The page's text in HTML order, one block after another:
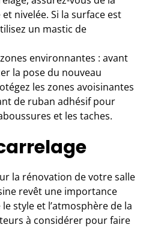
nivelée. Si la surface est
un mastic de
environnantes : avant
la pose du nouveau
les zones avoisinantes
de ruban adhésif pour
et les taches.
la rénovation de votre salle
revêt une importance
style et l’atmosphère de la
à considérer pour faire